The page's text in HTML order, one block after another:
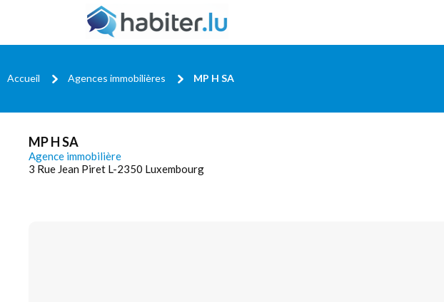
Accueil Agences immobilières MP H SA
MP H SA
Agence immobilière
3 Rue Jean Piret L-2350 Luxembourg